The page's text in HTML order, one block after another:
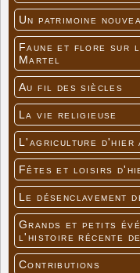
Un patrimoine
Faune et flore sur
Martel
Au fil des siècles
La vie religieuse
L'agriculture d'hier
Fêtes et loisirs
Le désenclavement
Grands et petits
l'histoire récente
Contributions